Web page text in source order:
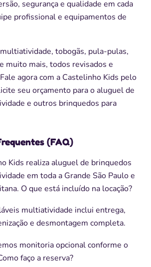
segurança e qualidade em cada
profissional e equipamentos de
tobogãs, pula-pulas,
muito mais, todos revisados e
agora com a Castelinho Kids pelo
seu orçamento para o aluguel de
e outros brinquedos para
(FAQ)
Kids realiza aluguel de brinquedos
em toda a Grande São Paulo e
O que está incluído na locação?
multiatividade inclui entrega,
e desmontagem completa.
monitoria opcional conforme o
faço a reserva?